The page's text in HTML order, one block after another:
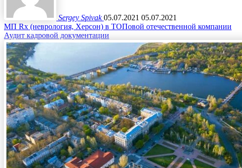
Sergey Spivak 05.07.2021 05.07.2021
МП Rx (неврология, Херсон) в ТОПовой отечественной компании
Аудит кадровой документации